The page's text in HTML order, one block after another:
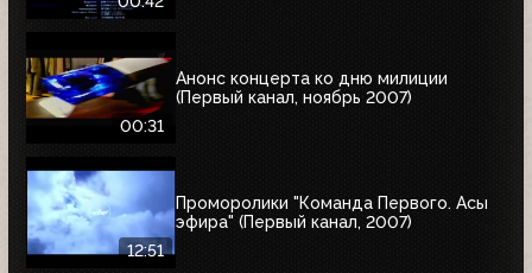
00:31
Анонс концерта ко дню милиции
(Первый канал, ноябрь 2007)
12:51
Проморолики "Команда Первого. Асы
эфира" (Первый канал, 2007)